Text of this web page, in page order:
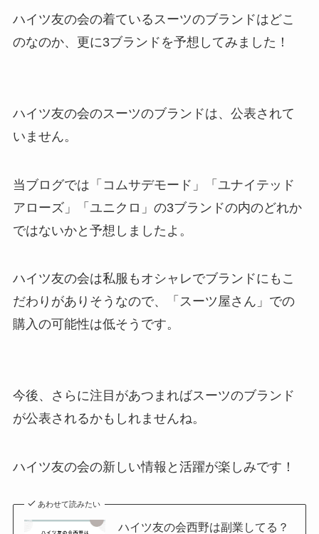
ハイツ友の会の着ているスーツのブランドはどこ
のなのか、更に3ブランドを予想してみました！
ハイツ友の会のスーツのブランドは、公表されて
いません。
当ブログでは「コムサデモード」「ユナイテッド
アローズ」「ユニクロ」の3ブランドの内のどれか
ではないかと予想しましたよ。
ハイツ友の会は私服もオシャレでブランドにもこ
だわりがありそうなので、「スーツ屋さん」での
購入の可能性は低そうです。
今後、さらに注目があつまればスーツのブランド
が公表されるかもしれませんね。
ハイツ友の会の新しい情報と活躍が楽しみです！
あわせて読みたい
ハイツ友の会西野は副業してる？